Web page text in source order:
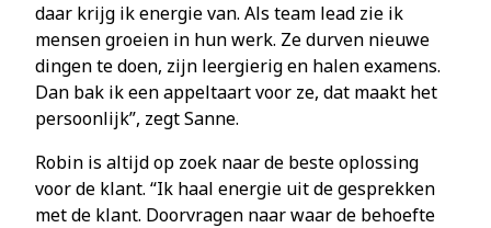
daar krijg ik energie van. Als team lead zie ik
mensen groeien in hun werk. Ze durven nieuwe
dingen te doen, zijn leergierig en halen examens.
Dan bak ik een appeltaart voor ze, dat maakt het
persoonlijk”, zegt Sanne.
Robin is altijd op zoek naar de beste oplossing
voor de klant. “Ik haal energie uit de gesprekken
met de klant. Doorvragen naar waar de behoefte